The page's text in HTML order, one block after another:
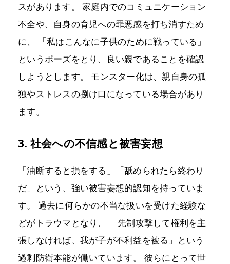
スがあります。 家庭内でのコミュニケーション
不全や、自身の育児への罪悪感を打ち消すため
に、 「私はこんなに子供のために戦っている」
というポーズをとり、良い親であることを確認
しようとします。 モンスター化は、親自身の孤
独やストレスの捌け口になっている場合があり
ます。
3. 社会への不信感と被害妄想
「油断すると損をする」「舐められたら終わり
だ」という、強い被害妄想的認知を持っていま
す。 過去に何らかの不当な扱いを受けた経験な
どがトラウマとなり、 「先制攻撃して権利を主
張しなければ、我が子が不利益を被る」という
過剰防衛本能が働いています。 彼らにとって世